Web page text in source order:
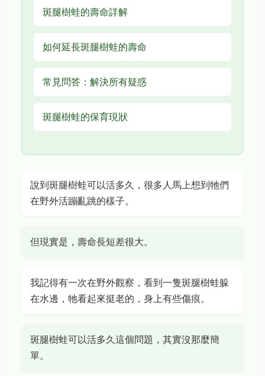
斑腿樹蛙的壽命詳解
如何延長斑腿樹蛙的壽命
常見問答：解決所有疑惑
斑腿樹蛙的保育現狀
說到斑腿樹蛙可以活多久，很多人馬上想到牠們
在野外活蹦亂跳的樣子。
但現實是，壽命長短差很大。
我記得有一次在野外觀察，看到一隻斑腿樹蛙躲
在水邊，牠看起來挺老的，身上有些傷痕。
斑腿樹蛙可以活多久這個問題，其實沒那麼簡
單。